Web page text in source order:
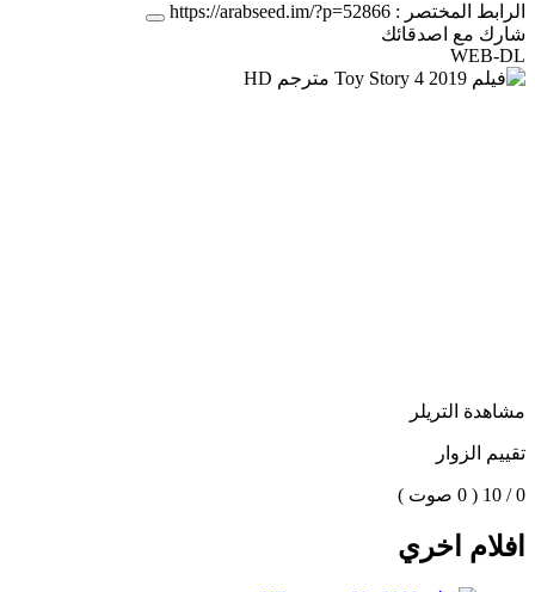
الرابط المختصر : https://arabseed.im/?p=52866
شارك مع اصدقائك
WEB-DL
مشاهدة التريلر
تقييم الزوار
0 / 10 ( 0 صوت )
افلام اخري